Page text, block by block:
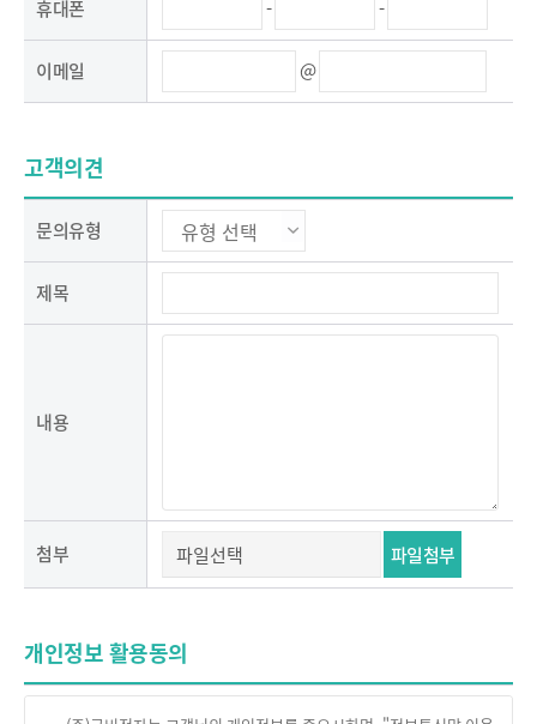
휴대폰 - -
이메일 @
고객의견
문의유형
제목
내용
첨부 파일첨부
개인정보 활용동의